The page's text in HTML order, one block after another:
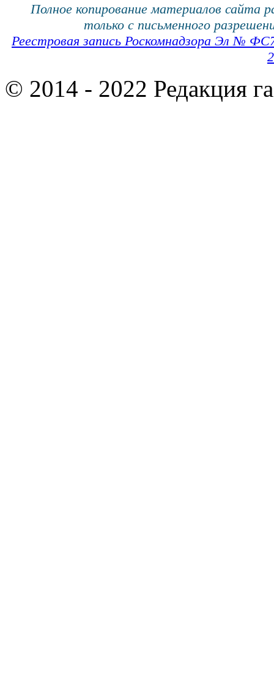
Полное копирование материалов сайта
только с письменного
Реестровая запись Роскомнадзора Эл №
© 2014 - 2022 Редакция